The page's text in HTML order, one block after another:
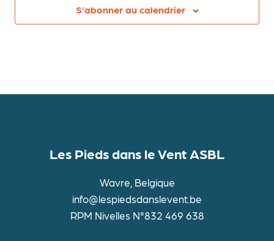
novembreS’abonner au calendrier
Les Pieds dans le Vent ASBL
Wavre, Belgique
info@lespiedsdanslevent.be
RPM Nivelles N°832 469 638